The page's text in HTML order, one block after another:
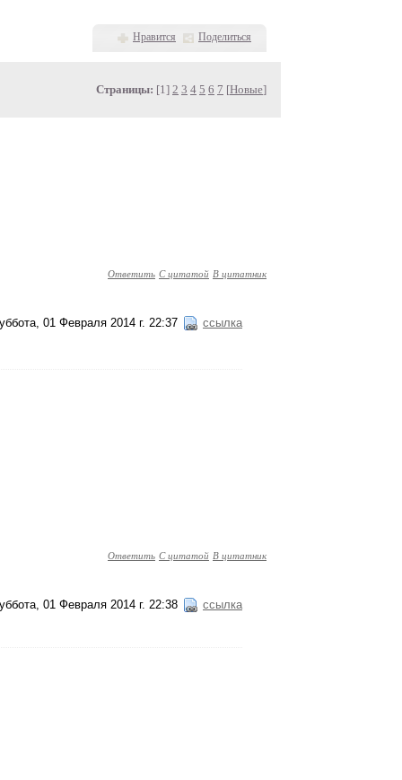
Нравится Поделиться
Страницы: [1] 2 3 4 5 6 7 [Новые]
Ответить С цитатой В цитатник
01 Февраля 2014 г. 22:37 ссылка
Ответить С цитатой В цитатник
01 Февраля 2014 г. 22:38 ссылка